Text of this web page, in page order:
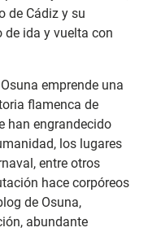
de Cádiz y su
de ida y vuelta con
emprende una
flamenca de
han engrandecido
los lugares
entre otros
hace corpóreos
de Osuna,
abundante